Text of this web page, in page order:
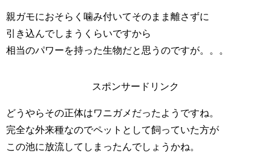
親ガモにおそらく噛み付いてそのまま離さずに
引き込んでしまうくらいですから
相当のパワーを持った生物だと思うのですが。。。
スポンサードリンク
どうやらその正体はワニガメだったようですね。
完全な外来種なのでペットとして飼っていた方が
この池に放流してしまったんでしょうかね。